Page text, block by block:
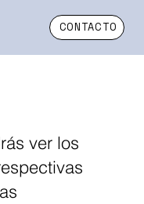
CONTACTO
ver los